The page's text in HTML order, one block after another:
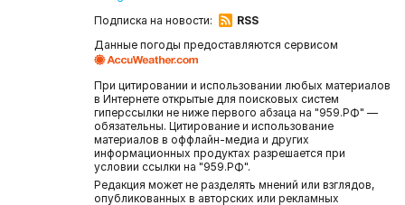
Подписка на новости:
RSS
Данные погоды предоставляются сервисом
При цитировании и использовании любых материалов
в Интернете открытые для поисковых систем
гиперссылки не ниже первого абзаца на "959.РФ" —
обязательны. Цитирование и использование
материалов в оффлайн-медиа и других
информационных продуктах разрешается при
условии ссылки на "959.РФ".
Редакция может не разделять мнений или взглядов,
опубликованных в авторских или рекламных